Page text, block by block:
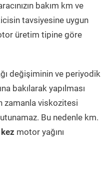
bakım km ve
tavsiyesine uygun
üretim tipine göre
değişiminin ve periyodik
bakılarak yapılması
zamanla viskozitesi
Bu nedenle km.
motor yağını